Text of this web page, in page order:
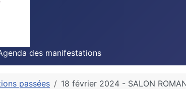
des manifestations
passées 18 février 2024 - SALON